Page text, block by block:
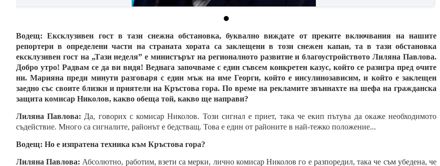
Водещ:Ексклузивен гост в тази снежна обстановка, буквално виждате от преките включвания на нашите
репортери в определени части на страната хората са заклещени в този снежен капан, та в тази обстановка
ексклузивен гост на „Тази неделя” е министърът на регионалното развитие и благоустройството Лиляна Павлова.
Добро утро! Радвам се да ви видя! Веднага започваме с един съвсем конкретен казус, който се разигра пред очите
ни. Марияна преди минути разговаря с един мъж на име Георги, който е инсулинозависим, и който е заклещен
заедно със своите близки и приятели на Кръстова гора. По време на рекламите звъннахте на шефа на гражданска
защита комисар Николов, какво обеща той, какво ще направи?
Лиляна Павлова: Да, говорих с комисар Николов. Този сигнал е приет, така че екип пътува да окаже необходимото
съдействие. Много са сигналите, районът е бедстващ. Това е един от районите в най-тежко положение...
Водещ: Но е изпратена техника към Кръстова гора?
Лиляна Павлова: Абсолютно, работим, взети са мерки, лично комисар Николов го е разпоредил, така че съм убедена, че